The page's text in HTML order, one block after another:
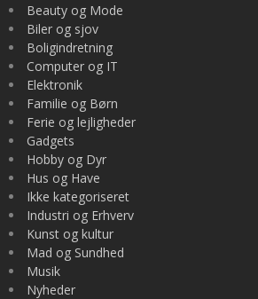
Beauty og Mode
Biler og sjov
Boligindretning
Computer og IT
Elektronik
Familie og Børn
Ferie og lejligheder
Gadgets
Hobby og Dyr
Hus og Have
Ikke kategoriseret
Industri og Erhverv
Kunst og kultur
Mad og Sundhed
Musik
Nyheder